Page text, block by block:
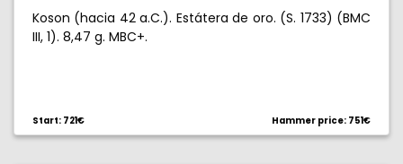
Koson (hacia 42 a.C.). Estátera de oro. (S. 1733) (BMC
III, 1). 8,47 g. MBC+.
Start: 721€ Hammer price: 751€